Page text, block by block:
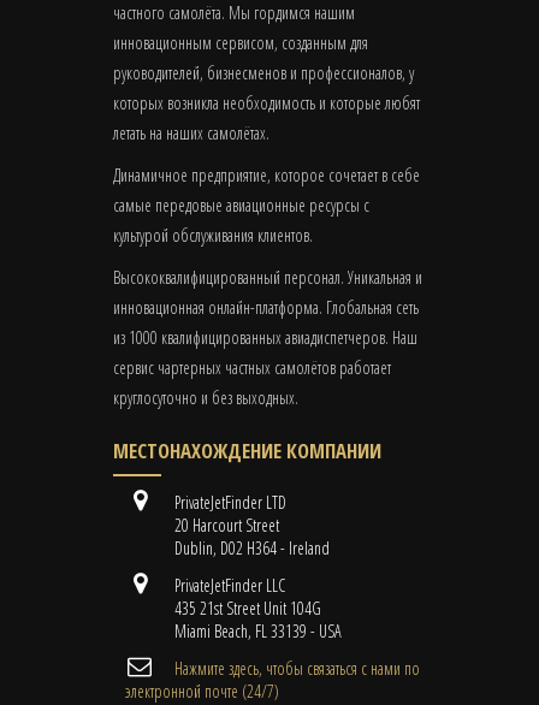
частного самолёта. Мы гордимся нашим
инновационным сервисом, созданным для
руководителей, бизнесменов и профессионалов, у
которых возникла необходимость и которые любят
летать на наших самолётах.
Динамичное предприятие, которое сочетает в себе
самые передовые авиационные ресурсы с
культурой обслуживания клиентов.
Высококвалифицированный персонал. Уникальная и
инновационная онлайн-платформа. Глобальная сеть
из 1000 квалифицированных авиадиспетчеров. Наш
сервис чартерных частных самолётов работает
круглосуточно и без выходных.
МЕСТОНАХОЖДЕНИЕ КОМПАНИИ
PrivateJetFinder LTD
20 Harcourt Street
Dublin, D02 H364 - Ireland
PrivateJetFinder LLC
435 21st Street Unit 104G
Miami Beach, FL 33139 - USA
Нажмите здесь, чтобы связаться с нами по
электронной почте (24/7)